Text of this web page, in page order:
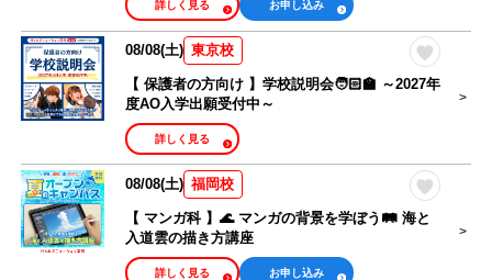
お申し込み
詳しく見る
08/08(土) 東京校
【 保護者の方向け 】学校説明会🧑🏻‍🏫 ～2027年
度AO入学出願受付中～
詳しく見る
08/08(土) 福岡校
【 マンガ科 】🌊 マンガの背景を学ぼう🛤️ 海と
入道雲の描き方講座
お申し込み
詳しく見る